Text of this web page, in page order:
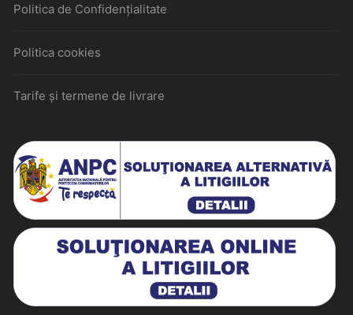
Politica de Confidențialitate
Politica cookies
Tarife și termene de livrare